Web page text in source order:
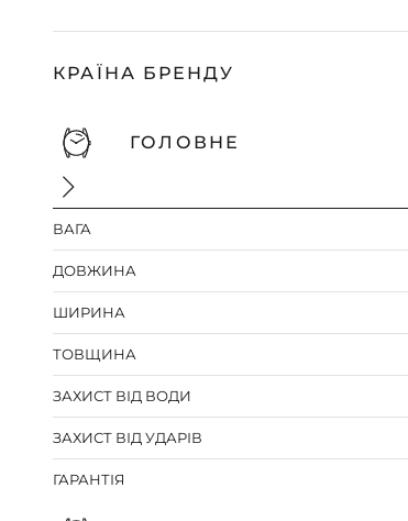
КРАЇНА БРЕНДУ
ГОЛОВНЕ
ВАГА
ДОВЖИНА
ШИРИНА
ТОВЩИНА
ЗАХИСТ ВІД ВОДИ
ЗАХИСТ ВІД УДАРІВ
ГАРАНТІЯ